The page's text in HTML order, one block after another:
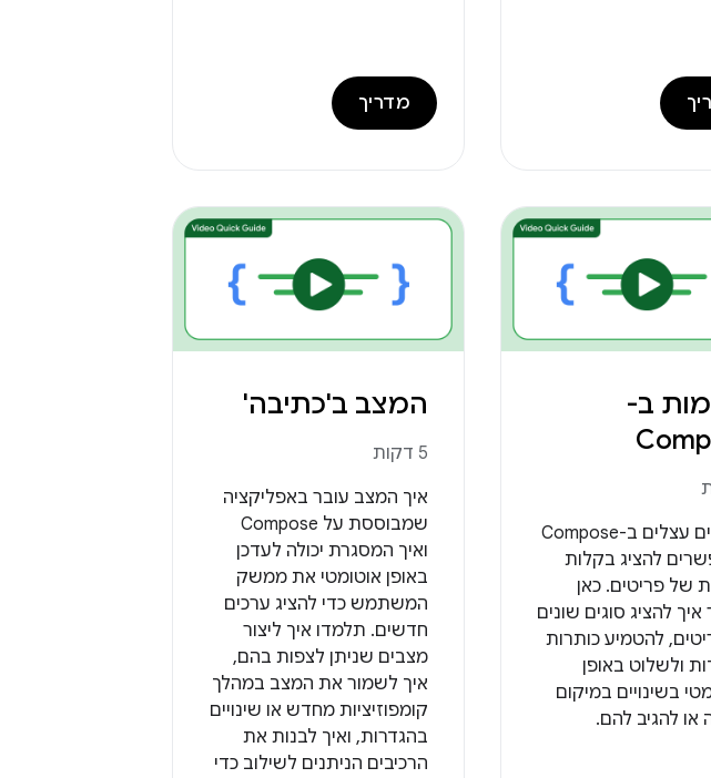
מדריך
ב-
מרכיבים עצלים ב-Compose
להציג בקלות
של פריטים. כאן
להציג סוגים שונים
להטמיע כותרות
ולשלוט באופן
בשינויים במיקום
או להגיב להם.
המצב ב'כתיבה'
5 דקות
איך המצב עובר באפליקציה
שמבוססת על Compose
ואיך המסגרת יכולה לעדכן
באופן אוטומטי את ממשק
המשתמש כדי להציג ערכים
חדשים. תלמדו איך ליצור
מצבים שניתן לצפות בהם,
איך לשמור את המצב במהלך
קומפוזיציות מחדש או שינויים
בהגדרות, ואיך לבנות את
הרכיבים הניתנים לשילוב כדי